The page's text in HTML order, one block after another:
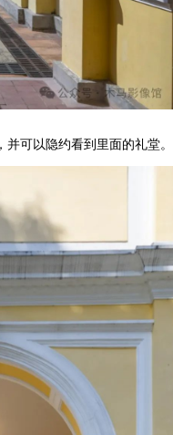
可以隐约看到里面的礼堂。